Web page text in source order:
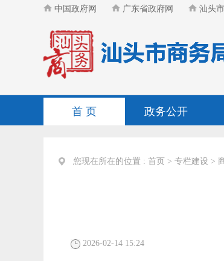
中国政府网 广东省政府网 汕头
首 页 政务公开
您现在所在的位置 : 首页 > 专栏建设 >
2026-02-14 15:24